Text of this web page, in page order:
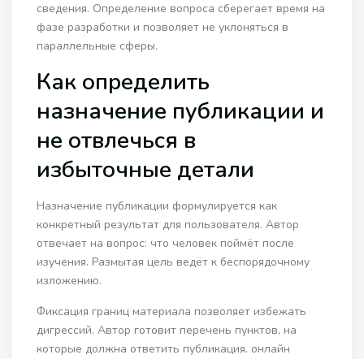
сведения. Определение вопроса сберегает время на
фазе разработки и позволяет не уклоняться в
параллельные сферы.
Как определить
назначение публикации и
не отвлечься в
избыточные детали
Назначение публикации формулируется как
конкретный результат для пользователя. Автор
отвечает на вопрос: что человек поймёт после
изучения. Размытая цель ведёт к беспорядочному
изложению.
Фиксация границ материала позволяет избежать
дигрессий. Автор готовит перечень пунктов, на
которые должна ответить публикация. онлайн